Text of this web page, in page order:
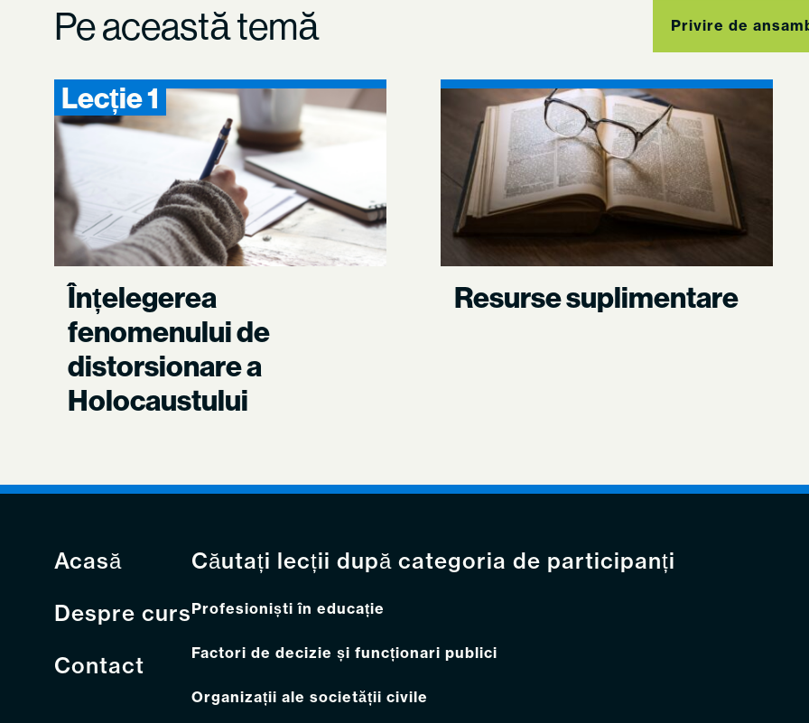
Pe această temă Privire de
Lecție 1
Înțelegerea
fenomenului de
distorsionare a
Holocaustului
Resurse suplimentare
Acasă
Despre curs
Contact
Căutați lecții după categoria de participanți
Profesioniști în educație
Factori de decizie și funcționari publici
Organizații ale societății civile